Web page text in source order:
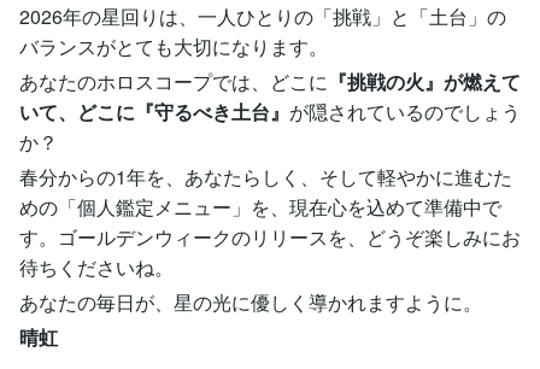
2026年の星回りは、一人ひとりの「挑戦」と「土台」の
バランスがとても大切になります。
あなたのホロスコープでは、どこに 『挑戦の火』が燃えて
いて、どこに『守るべき土台』 が隠されているのでしょう
か？
春分からの1年を、あなたらしく、そして軽やかに進むた
めの「個人鑑定メニュー」を、現在心を込めて準備中で
す。ゴールデンウィークのリリースを、どうぞ楽しみにお
待ちくださいね。
あなたの毎日が、星の光に優しく導かれますように。
晴虹